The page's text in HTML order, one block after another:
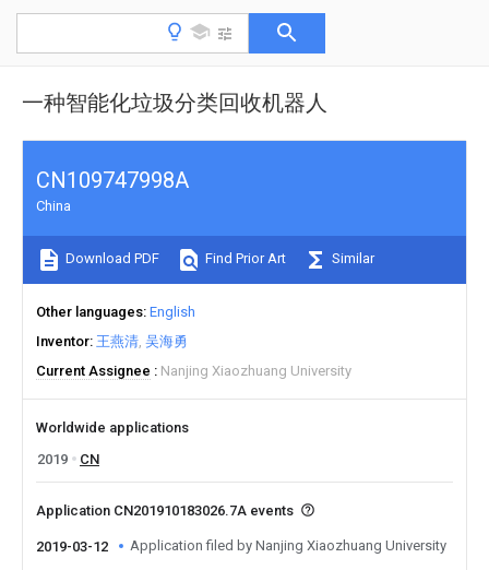
一种智能化垃圾分类回收机器人
CN109747998A
China
Download PDF Find Prior Art Similar
Other languages English
Inventor 王燕清 吴海勇
Current Assignee
Nanjing Xiaozhuang University
Worldwide applications
2019
CN
Application CN201910183026.7A events
2019-03-12 Application filed by Nanjing Xiaozhuang University